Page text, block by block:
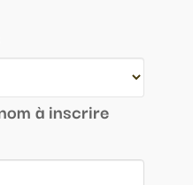
à inscrire